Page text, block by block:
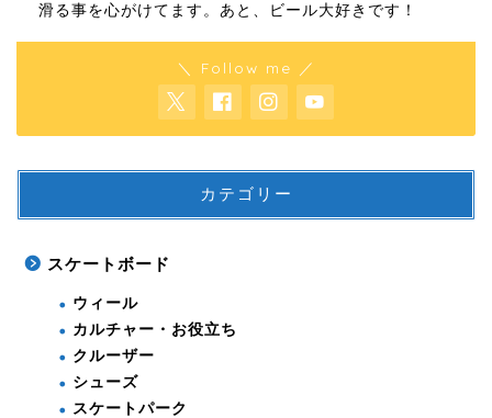
滑る事を心がけてます。あと、ビール大好きです！
＼ Follow me ／
カテゴリー
スケートボード
ウィール
カルチャー・お役立ち
クルーザー
シューズ
スケートパーク